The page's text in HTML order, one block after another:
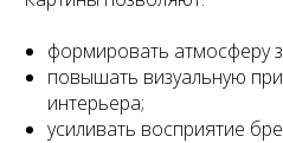
формировать атмосферу
повышать визуальную
интерьера;
усиливать восприятие